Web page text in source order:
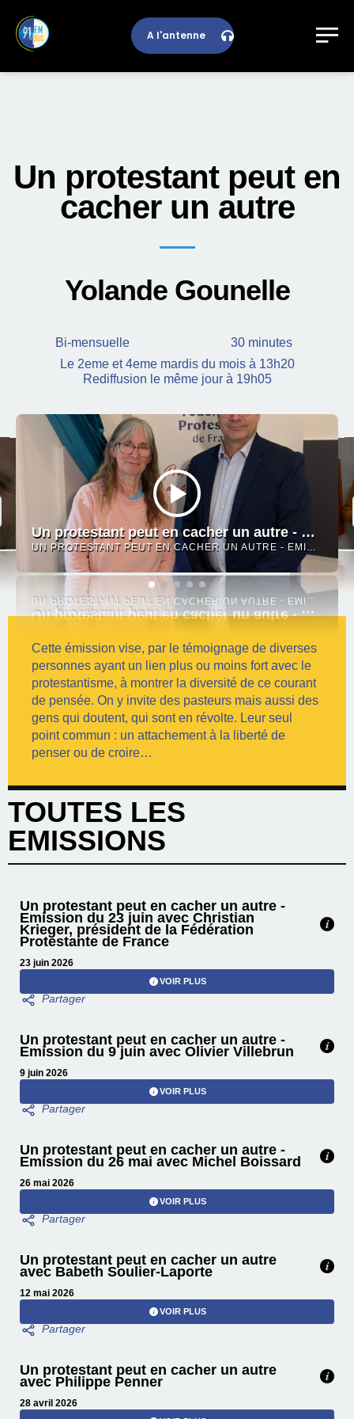
A l'antenne
Un protestant peut en
cacher un autre
Yolande Gounelle
Bi-mensuelle
30 minutes
Le 2eme et 4eme mardis du mois à 13h20
Rediffusion le même jour à 19h05
Un protestant peut en cacher un autre - Emission du 23 juin avec Christian Krieger, président de la Fédération Protestante de France
UN PROTESTANT PEUT EN CACHER UN AUTRE - EMISSION DU 23 JUIN AVEC CHRISTIAN KRIEGER, PRÉSIDENT DE LA FÉDÉRATION PROTESTANTE DE FRANCE
Cette émission vise, par le témoignage de diverses
personnes ayant un lien plus ou moins fort avec le
protestantisme, à montrer la diversité de ce courant
de pensée. On y invite des pasteurs mais aussi des
gens qui doutent, qui sont en révolte. Leur seul
point commun : un attachement à la liberté de
penser ou de croire…
TOUTES LES
EMISSIONS
Un protestant peut en cacher un autre -
Emission du 23 juin avec Christian
Krieger, président de la Fédération
Protestante de France
23 juin 2026
VOIR PLUS
Un protestant peut en cacher un autre -
Emission du 9 juin avec Olivier Villebrun
9 juin 2026
VOIR PLUS
Un protestant peut en cacher un autre -
Emission du 26 mai avec Michel Boissard
26 mai 2026
VOIR PLUS
Un protestant peut en cacher un autre
avec Babeth Soulier-Laporte
12 mai 2026
VOIR PLUS
Un protestant peut en cacher un autre
avec Philippe Penner
28 avril 2026